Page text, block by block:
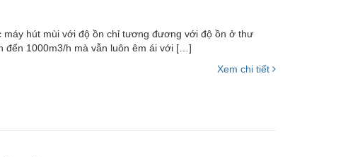
máy hút mùi với độ ồn chỉ tương đương với độ ồn ở thư
đến 1000m3/h mà vẫn luôn êm ái với […]
Xem chi tiết